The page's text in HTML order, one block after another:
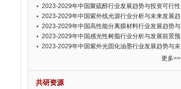
析报告
2023-2029年中国聚硫醇行业发展趋势与投资可行性
报告
2023-2029年中国紫外线光源行业分析与未来发展趋
势报告
2023-2029年中国高性能分离膜材料行业发展趋势与
发展前景预测报告
2023-2029年中国感光性树脂行业分析与发展前景预
测报告
2023-2029年中国紫外光固化油墨行业发展趋势与未
更多>>
共研资源